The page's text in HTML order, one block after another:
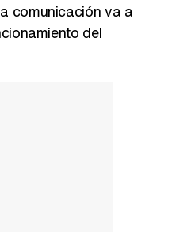
comunicación va a
del